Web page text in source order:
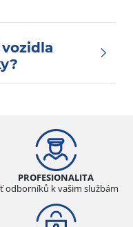
PROFESIONALITA
odborníků k vašim službám